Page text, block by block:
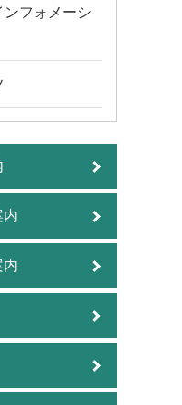
ンフォメーシ
内
内